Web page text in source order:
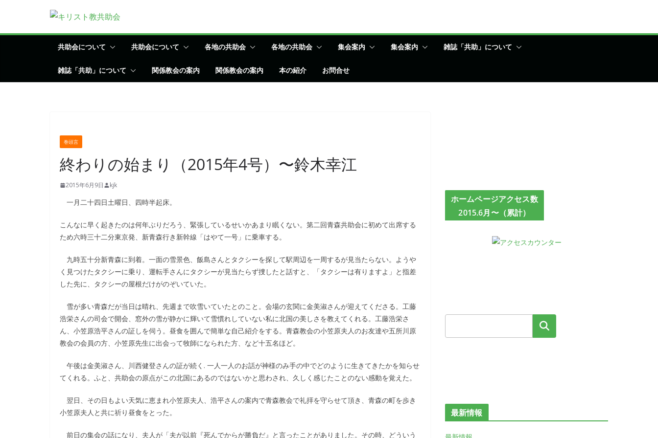
テ
共助会について 共助会について 各地の共助会 各地の共助会 集会案内 集会案内 雑誌「共助」について
雑誌「共助」について 関係教会の案内 関係教会の案内 本の紹介 お問合せ
巻頭言
終わりの始まり（2015年4号）〜鈴木幸江
2015年6月9日 kjk
一月二十四日土曜日、四時半起床。
こんなに早く起きたのは何年ぶりだろう、緊張しているせいかあまり眠くない。第二回青森共助会に初めて出席する
ため六時三十二分東京発、新青森行き新幹線「はやて一号」に乗車する。
九時五十分新青森に到着。一面の雪景色、飯島さんとタクシーを探して駅周辺を一周するが見当たらない。ようや
く見つけたタクシーに乗り、運転手さんにタクシーが見当たらず捜したと話すと、「タクシーは有りますよ」と指差
した先に、タクシーの屋根だけがのぞいていた。
雪が多い青森だが当日は晴れ、先週まで吹雪いていたとのこと。会場の玄関に金美淑さんが迎えてくださる。工藤
浩栄さんの司会で開会、窓外の雪が静かに輝いて雪慣れしていない私に北国の美しさを教えてくれる。工藤浩栄さ
ん、小笠原浩平さんの証しを伺う。昼食を囲んで簡単な自己紹介をする。青森教会の小笠原夫人のお友達や五所川原
教会の会員の方、小笠原先生に出会って牧師になられた方、など十五名ほど。
午後は金美淑さん、川西健登さんの証が続く. 一人一人のお話が神様のみ手の中でどのように生きてきたかを知らせ
てくれる。ふと、共助会の原点がこの北国にあるのではないかと思わされ、久しく感じたことのない感動を覚えた。
翌日、その日もよい天気に恵まれ小笠原夫人、浩平さんの案内で青森教会で礼拝を守らせて頂き、青森の町を歩き
小笠原夫人と共に祈り昼食をとった。
前日の集会の話になり、夫人が「夫が以前『死んでからが勝負だ』と言ったことがありました。その時、どういう
ホームページアクセス数
2015.6月〜（累計）
検索
最新情報